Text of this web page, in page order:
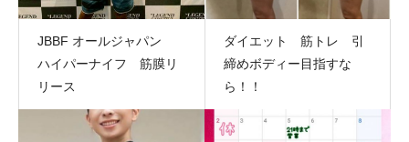
JBBF オールジャパン
ハイパーナイフ 筋膜リ
リース
ダイエット 筋トレ 引
締めボディー目指すな
ら！！